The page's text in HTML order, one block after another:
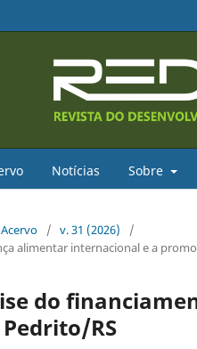
Notícias Sobre
Acervo / v. 31 (2026)
/
alimentar internacional e a
do
RS